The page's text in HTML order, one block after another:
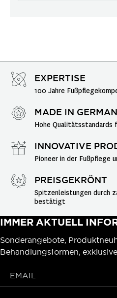
EXPERTISE
100 Jahre
MADE IN
Hohe Qualitätsstandards
INNOVATIVE
Pioneer in der Fußpflege
PREISGEKRÖNT
Spitzenleistungen durch
bestätigt
IMMER AKTUELL
Sonderangebote,
Behandlungsformen,